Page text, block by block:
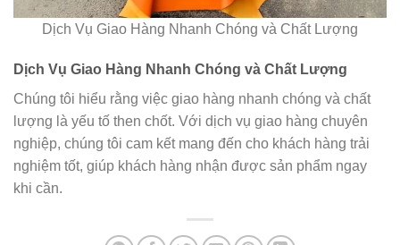
Dịch Vụ Giao Hàng Nhanh Chóng và Chất Lượng
Dịch Vụ Giao Hàng Nhanh Chóng và Chất Lượng
Chúng tôi hiểu rằng việc giao hàng nhanh chóng và chất
lượng là yếu tố then chốt. Với dịch vụ giao hàng chuyên
nghiệp, chúng tôi cam kết mang đến cho khách hàng trải
nghiệm tốt, giúp khách hàng nhận được sản phẩm ngay
khi cần.